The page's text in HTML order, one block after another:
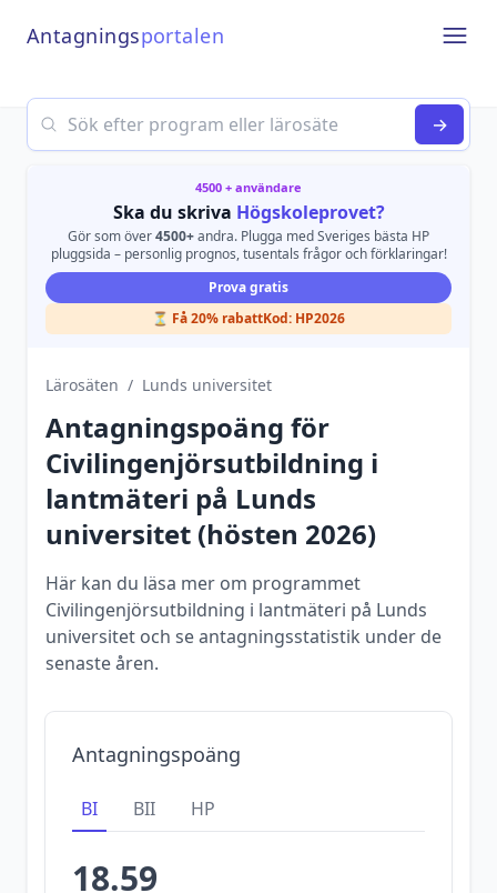
Antagningsportalen
Search
→
4500 + användare
Ska du skriva Högskoleprovet?
Gör som över4500+andra. Plugga med Sveriges bästa HP
pluggsida – personlig prognos, tusentals frågor och förklaringar!
Prova gratis
⏳ Få 20% rabattKod: HP2026
Lärosäten / Lunds universitet
Antagningspoäng för
Civilingenjörsutbildning i
lantmäteri på Lunds
universitet (hösten 2026)
Här kan du läsa mer om programmet
Civilingenjörsutbildning i lantmäteri på Lunds
universitet och se antagningsstatistik under de
senaste åren.
Antagningspoäng
BI BII HP
18.59